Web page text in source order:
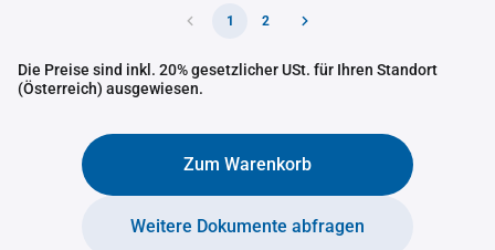
1 2
Die Preise sind inkl. 20% gesetzlicher USt. für Ihren Standort
(Österreich) ausgewiesen.
Zum Warenkorb
Weitere Dokumente abfragen